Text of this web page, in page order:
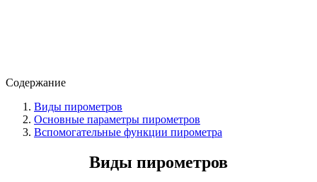
Содержание
Виды пирометров
Основные параметры пирометров
Вспомогательные функции пирометра
Виды пирометров